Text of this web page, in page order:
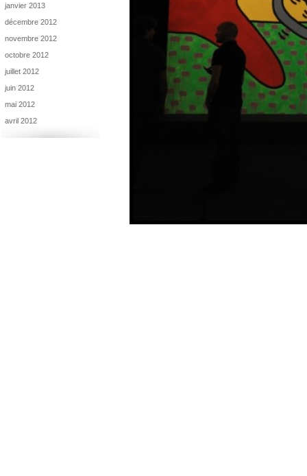
janvier 2013
décembre 2012
novembre 2012
octobre 2012
juillet 2012
juin 2012
mai 2012
avril 2012